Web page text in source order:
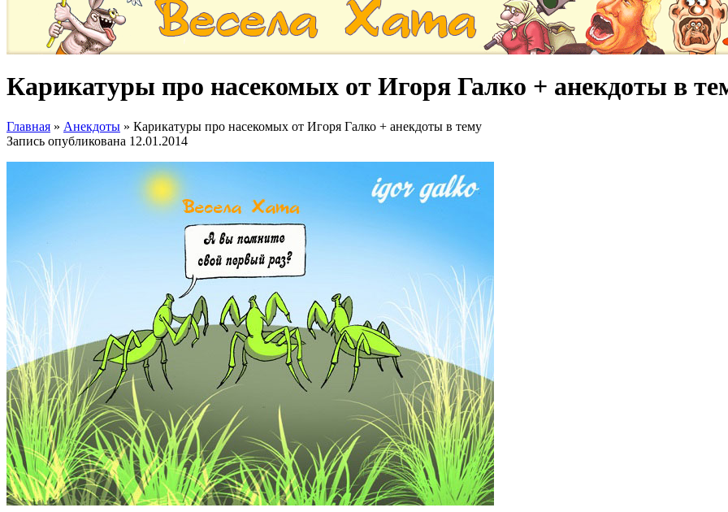
Карикатуры про насекомых от Игоря Галко + анекдоты в
Главная » Анекдоты » Карикатуры про насекомых от Игоря Галко + анекдоты в тему
Запись опубликована 12.01.2014